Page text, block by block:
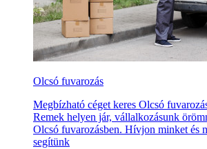
Olcsó fuvarozás
Megbízható céget keres Olcsó
Remek helyen jár, vállalkozásunk
Olcsó fuvarozásben. Hívjon minket és
segítünk